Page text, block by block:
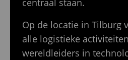
centraal staan.
Op de locatie in Tilburg
alle logistieke
wereldleiders in